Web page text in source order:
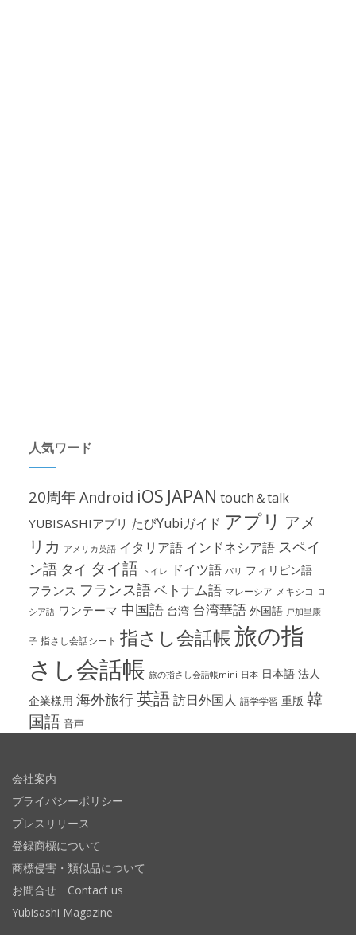
人気ワード
20周年Android iOS JAPAN touch＆talk
YUBISASHIアプリ たびYubiガイド アプリ アメ
リカ アメリカ英語 イタリア語 インドネシア語 スペイ
ン語 タイ タイ語 トイレ ドイツ語 パリ フィリピン語
フランス フランス語ベトナム語 マレーシア メキシコ ロ
シア語 ワンテーマ 中国語 台湾 台湾華語 外国語 戸加里康
子 指さし会話シート 指さし会話帳旅の指
さし会話帳 旅の指さし会話帳mini 日本 日本語 法人
企業様用 海外旅行英語訪日外国人 語学学習 重版 韓
国語 音声
会社案内
プライバシーポリシー
プレスリリース
登録商標について
商標侵害・類似品について
お問合せ Contact us
Yubisashi Magazine